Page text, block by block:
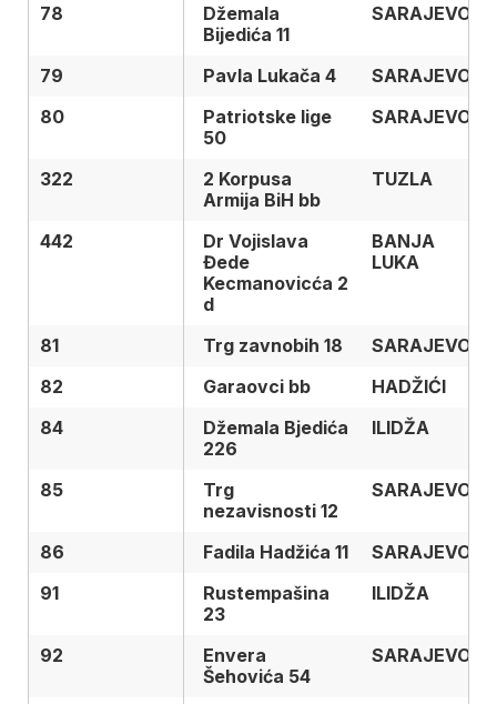
78
Džemala
Bijedića 11
SARAJEVO
79 Pavla Lukača 4
SARAJEVO
80
Patriotske lige
50
SARAJEVO
322
2 Korpusa
Armija BiH bb
TUZLA
442
Dr Vojislava
Đede
Kecmanovicća 2
d
BANJA
LUKA
81 Trg zavnobih 18
SARAJEVO
82
Garaovci bb
HADŽIĆI
84
Džemala Bjedića
226
ILIDŽA
85
Trg
nezavisnosti 12
SARAJEVO
86 Fadila Hadžića 11
SARAJEVO
91
Rustempašina
23
ILIDŽA
92
Envera
Šehovića 54
SARAJEVO
78
79
80
322
442
81
82
84
85
86
91
92